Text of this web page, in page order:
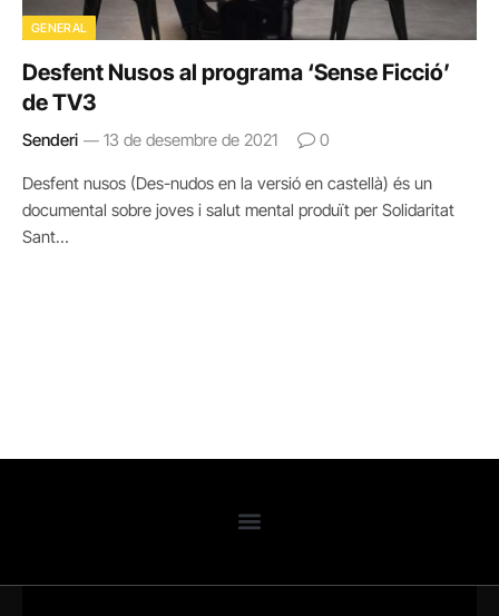
GENERAL
Desfent Nusos al programa ‘Sense Ficció’
de TV3
Senderi 13 de desembre de 2021 0
Desfent nusos (Des-nudos en la versió en castellà) és un
documental sobre joves i salut mental produït per Solidaritat
Sant…